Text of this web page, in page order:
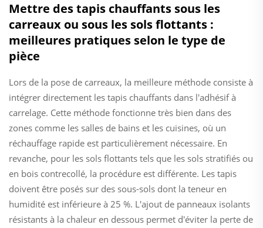
Mettre des tapis chauffants sous les
carreaux ou sous les sols flottants :
meilleures pratiques selon le type de
pièce
Lors de la pose de carreaux, la meilleure méthode consiste à
intégrer directement les tapis chauffants dans l'adhésif à
carrelage. Cette méthode fonctionne très bien dans des
zones comme les salles de bains et les cuisines, où un
réchauffage rapide est particulièrement nécessaire. En
revanche, pour les sols flottants tels que les sols stratifiés ou
en bois contrecollé, la procédure est différente. Les tapis
doivent être posés sur des sous-sols dont la teneur en
humidité est inférieure à 25 %. L'ajout de panneaux isolants
résistants à la chaleur en dessous permet d'éviter la perte de